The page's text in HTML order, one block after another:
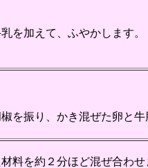
を加えて、ふやかします。
を振り、かき混ぜた卵と牛
料を約２分ほど混ぜ合わせ